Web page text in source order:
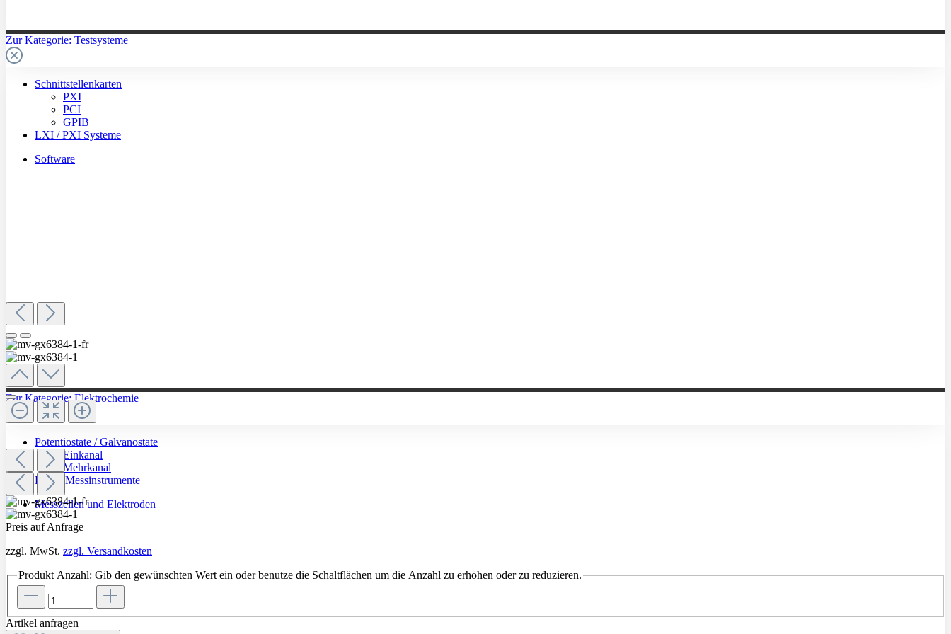
Zur Kategorie: Testsysteme
Schnittstellenkarten
PXI
PCI
GPIB
LXI / PXI Systeme
Software
Zur Kategorie: Elektrochemie
Potentiostate / Galvanostate
Einkanal
Mehrkanal
Labor-Messinstrumente
Messzellen und Elektroden
Preis auf Anfrage
zzgl. MwSt. zzgl. Versandkosten
Produkt Anzahl: Gib den gewünschten Wert ein oder benutze die Schaltflächen um die Anzahl zu erhöhen oder zu reduzieren.
Artikel anfragen